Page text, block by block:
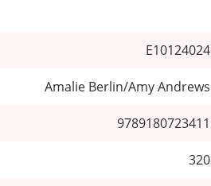
E10124024
Amalie Berlin/Amy Andrews
9789180723411
320